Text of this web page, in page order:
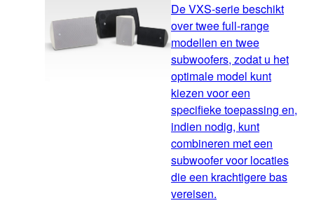
De VXS-serie beschikt
over twee full-range
modellen en twee
subwoofers, zodat u het
optimale model kunt
kiezen voor een
specifieke toepassing en,
indien nodig, kunt
combineren met een
subwoofer voor locaties
die een krachtigere bas
vereisen.